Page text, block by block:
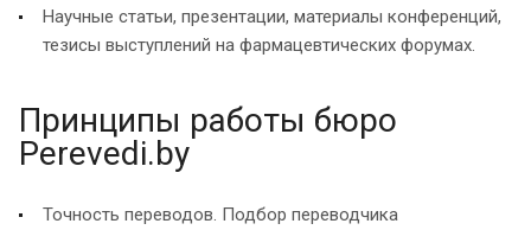
Научные статьи, презентации, материалы конференций,
тезисы выступлений на фармацевтических форумах.
Принципы работы бюро
Perevedi.by
Точность переводов. Подбор переводчика